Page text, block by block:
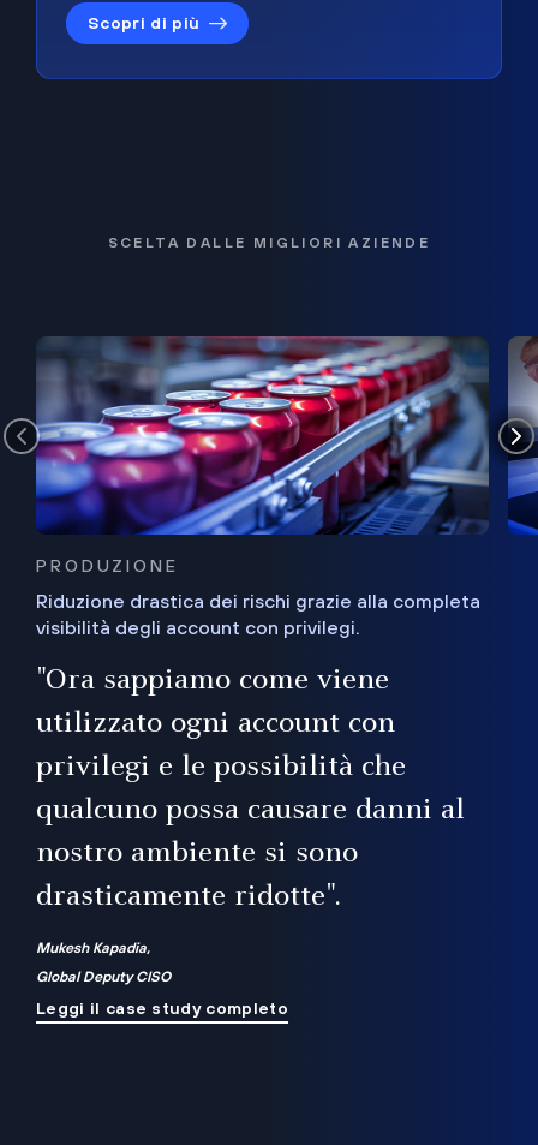
Scopri di più
SCELTA DALLE MIGLIORI AZIENDE
PRODUZIONE
Riduzione drastica dei rischi grazie alla completa
visibilità degli account con privilegi.
"Ora sappiamo come viene
utilizzato ogni account con
privilegi e le possibilità che
qualcuno possa causare danni al
nostro ambiente si sono
drasticamente ridotte".
Mukesh Kapadia,
Global Deputy CISO
Leggi il case study completo